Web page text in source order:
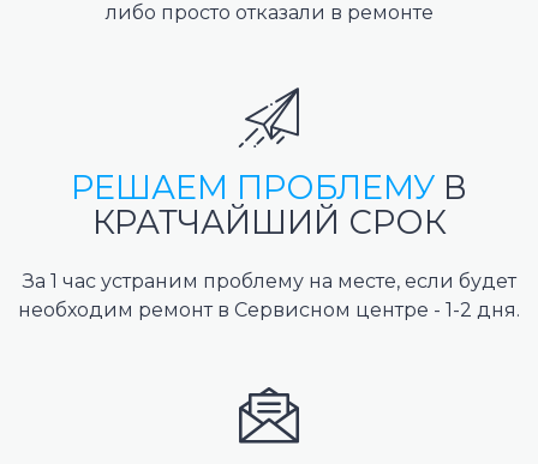
либо просто отказали в ремонте
РЕШАЕМ ПРОБЛЕМУ В
КРАТЧАЙШИЙ СРОК
За 1 час устраним проблему на месте, если будет
необходим ремонт в Сервисном центре - 1-2 дня.